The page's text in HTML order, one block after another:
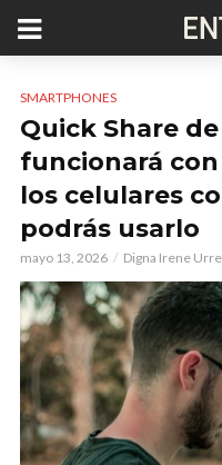
SMARTPHONES
Quick Share
funcionará
los celulares
podrás usarlo
mayo 13, 2026 Digna Irene